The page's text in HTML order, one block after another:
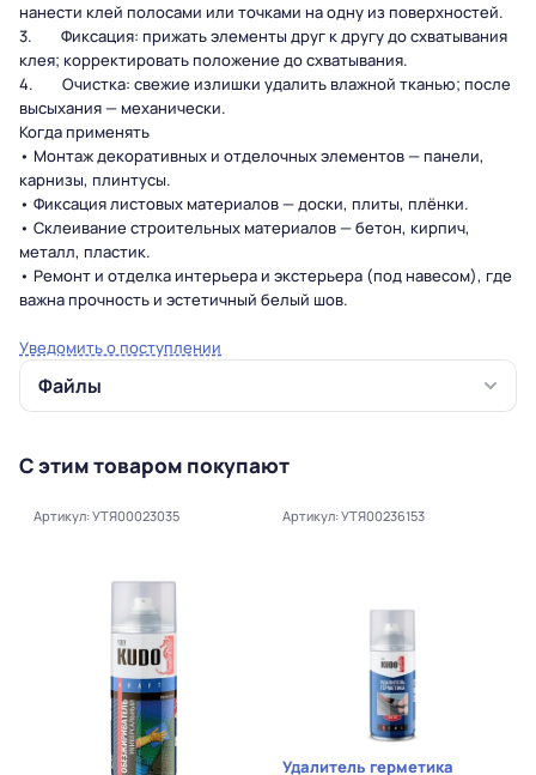
нанести клей полосами или точками на одну из поверхностей.
3. Фиксация: прижать элементы друг к другу до схватывания
клея; корректировать положение до схватывания.
4. Очистка: свежие излишки удалить влажной тканью; после
высыхания — механически.
Когда применять
• Монтаж декоративных и отделочных элементов — панели,
карнизы, плинтусы.
• Фиксация листовых материалов — доски, плиты, плёнки.
• Склеивание строительных материалов — бетон, кирпич,
металл, пластик.
• Ремонт и отделка интерьера и экстерьера (под навесом), где
важна прочность и эстетичный белый шов.
Уведомить о поступлении
Файлы
С этим товаром покупают
Артикул: УТЯ00023035 Артикул: УТЯ00236153
Удалитель герметика